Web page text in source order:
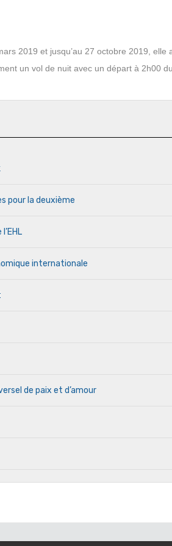
2019 et jusqu’au 27 octobre 2019, elle
un vol de nuit avec un départ à 2h00
pour la deuxième
internationale
de paix et d’amour